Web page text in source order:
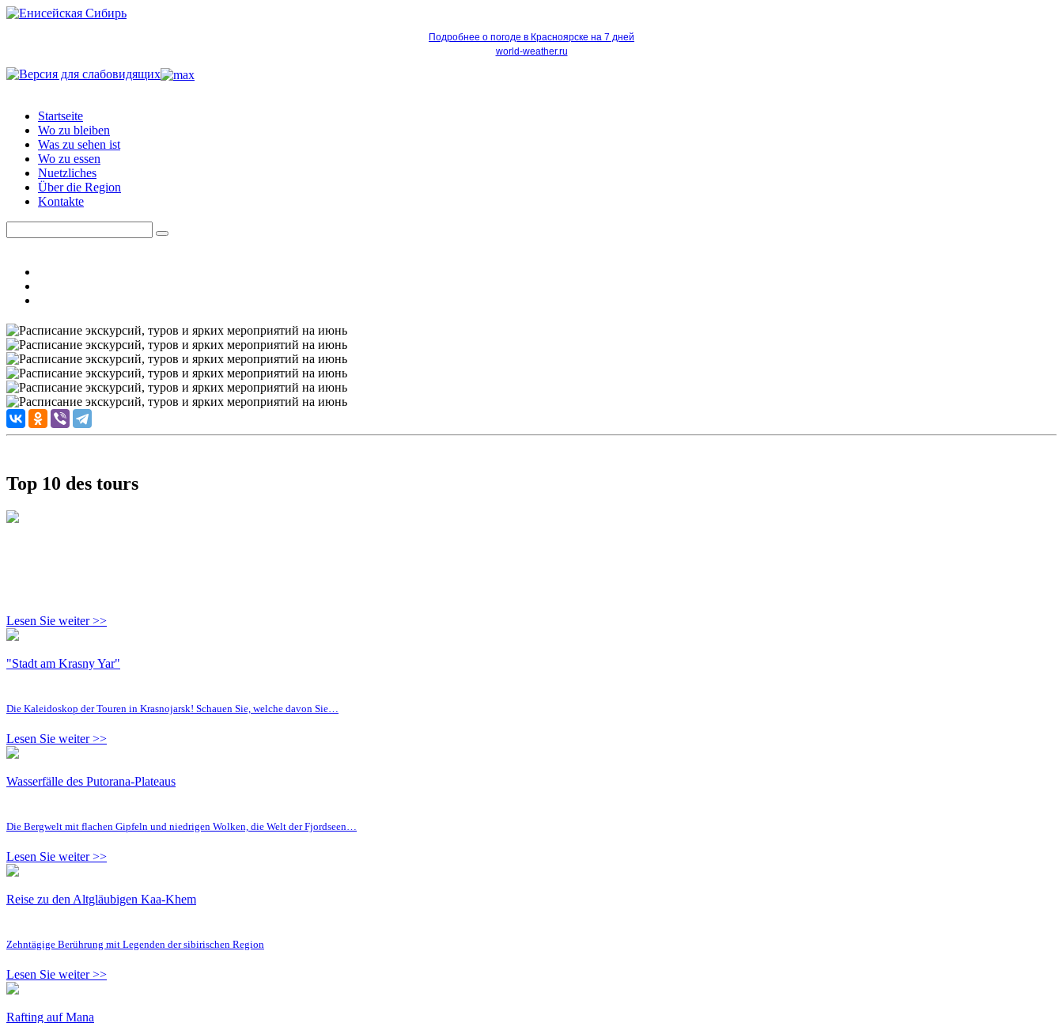
Подробнее о погоде в Красноярске на 7 дней
world-weather.ru
Startseite
Wo zu bleiben
Was zu sehen ist
Wo zu essen
Nuetzliches
Über die Region
Kontakte
Top 10 des tours
Lesen Sie weiter >>
"Stadt am Krasny Yar"
Die Kaleidoskop der Touren in Krasnojarsk! Schauen Sie, welche davon Sie…
Lesen Sie weiter >>
Wasserfälle des Putorana-Plateaus
Die Bergwelt mit flachen Gipfeln und niedrigen Wolken, die Welt der Fjordseen…
Lesen Sie weiter >>
Reise zu den Altgläubigen Kaa-Khem
Zehntägige Berührung mit Legenden der sibirischen Region
Lesen Sie weiter >>
Rafting auf Mana